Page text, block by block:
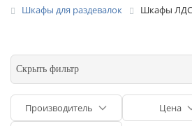
Шкафы для раздевалок
Шкафы
Скрыть фильтр
Производитель Цена